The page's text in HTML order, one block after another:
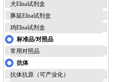
犬Elisa试剂盒
豚鼠Elisa试剂盒
鸡Elisa试剂盒
标准品/对照品
常用对照品
抗体
抗体抗原（可产业化）